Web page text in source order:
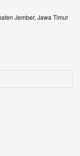
Jember, Jawa Timur